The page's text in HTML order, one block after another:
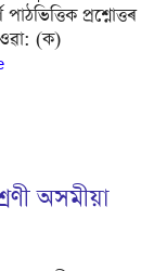
প্ৰশ্নোত্তৰ
(ক)
অসমীয়া